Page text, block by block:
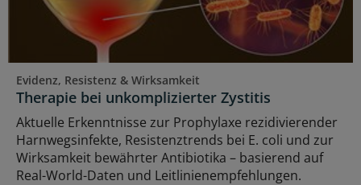
Evidenz, Resistenz & Wirksamkeit
Therapie bei unkomplizierter Zystitis
Aktuelle Erkenntnisse zur Prophylaxe rezidivierender
Harnwegsinfekte, Resistenztrends bei E. coli und zur
Wirksamkeit bewährter Antibiotika – basierend auf
Real-World-Daten und Leitlinienempfehlungen.